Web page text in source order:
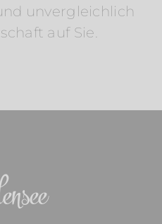
unvergleichlich
auf Sie.